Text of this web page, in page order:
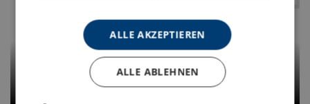
ALLE AKZEPTIEREN
ALLE ABLEHNEN